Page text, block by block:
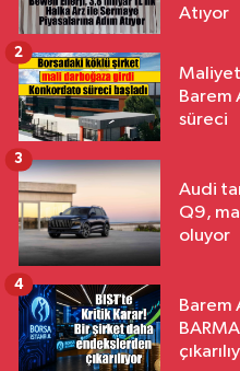
Atıyor
Barem
süreci
2
Audi
Q9,
oluyor
3
Barem
4